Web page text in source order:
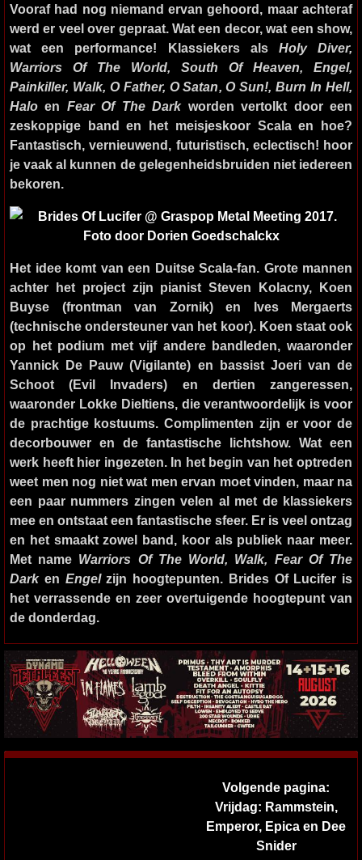
Vooraf had nog niemand ervan gehoord, maar achteraf
werd er veel over gepraat. Wat een decor, wat een show,
wat een performance! Klassiekers als Holy Diver,
Warriors Of The World, South Of Heaven, Engel,
Painkiller, Walk, O Father, O Satan, O Sun!, Burn In Hell,
Halo en Fear Of The Darkworden vertolkt door een
zeskoppige band en het meisjeskoor Scala en hoe?
Fantastisch, vernieuwend, futuristisch, eclectisch! hoor
je vaak al kunnen de gelegenheidsbruiden niet iedereen
bekoren.
Het idee komt van een Duitse Scala-fan. Grote mannen
achter het project zijn pianist Steven Kolacny, Koen
Buyse (frontman van Zornik) en Ives Mergaerts
(technische ondersteuner van het koor). Koen staat ook
op het podium met vijf andere bandleden, waaronder
Yannick De Pauw (Vigilante) en bassist Joeri van de
Schoot (Evil Invaders) en dertien zangeressen,
waaronder Lokke Dieltiens, die verantwoordelijk is voor
de prachtige kostuums. Complimenten zijn er voor de
decorbouwer en de fantastische lichtshow. Wat een
werk heeft hier ingezeten. In het begin van het optreden
weet men nog niet wat men ervan moet vinden, maar na
een paar nummers zingen velen al met de klassiekers
mee en ontstaat een fantastische sfeer. Er is veel ontzag
en het smaakt zowel band, koor als publiek naar meer.
Met name Warriors Of The World, Walk, Fear Of The
Darken Engelzijn hoogtepunten. Brides Of Lucifer is
het verrassende en zeer overtuigende hoogtepunt van
de donderdag.
Volgende pagina:
Vrijdag: Rammstein,
Emperor, Epica en Dee
Snider